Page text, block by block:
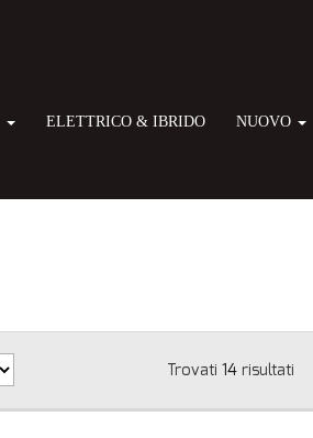
ELETTRICO & IBRIDO NUOVO
Trovati14 risultati